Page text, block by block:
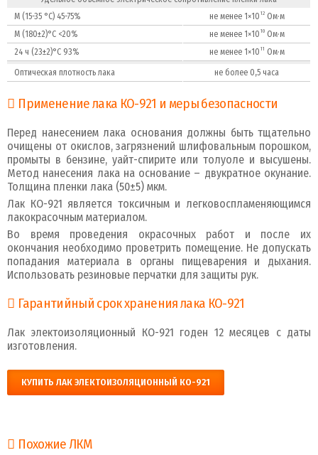
М (15-35 °С) 45-75%
не менее 1×10 12Ом·м
М (180±2)°С <20%
не менее 1×10 10Ом·м
24 ч (23±2)°С 93%
не менее 1×10 11 Ом·м
Оптическая плотность лака не более 0,5 часа
Применение лака КО-921 и меры безопасности
Перед нанесением лака основания должны быть тщательно
очищены от окислов, загрязнений шлифовальным порошком,
промыты в бензине, уайт-спирите или толуоле и высушены.
Метод нанесения лака на основание – двукратное окунание.
Толщина пленки лака (50±5) мкм.
Лак КО-921 является токсичным и легковоспламеняющимся
лакокрасочным материалом.
Во время проведения окрасочных работ и после их
окончания необходимо проветрить помещение. Не допускать
попадания материала в органы пищеварения и дыхания.
Использовать резиновые перчатки для защиты рук.
Гарантийный срок хранения лака КО-921
Лак электоизоляционный КО-921 годен 12 месяцев с даты
изготовления.
КУПИТЬ ЛАК ЭЛЕКТОИЗОЛЯЦИОННЫЙ КО-921
Похожие ЛКМ